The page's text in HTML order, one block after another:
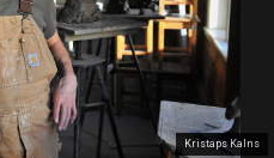
Kristaps Kalns